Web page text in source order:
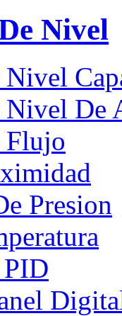
Nivel
De
Flujo
Presion